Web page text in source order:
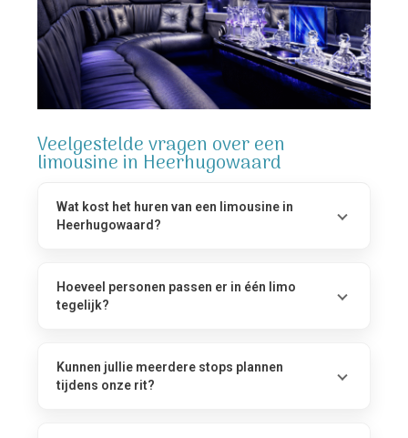
Veelgestelde vragen over een
limousine in Heerhugowaard
Wat kost het huren van een limousine in
Heerhugowaard?
Hoeveel personen passen er in één limo
tegelijk?
Kunnen jullie meerdere stops plannen
tijdens onze rit?